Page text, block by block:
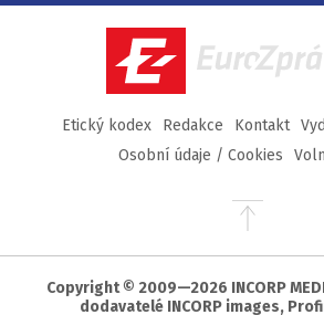
Facebook
Twitter
EuroZprávy.cz
Etický kodex Redakce Kontakt
Osobní údaje / Cookies
Přejít
stránky
Copyright © 2009—2026 INCORP
dodavatelé INCORP images,